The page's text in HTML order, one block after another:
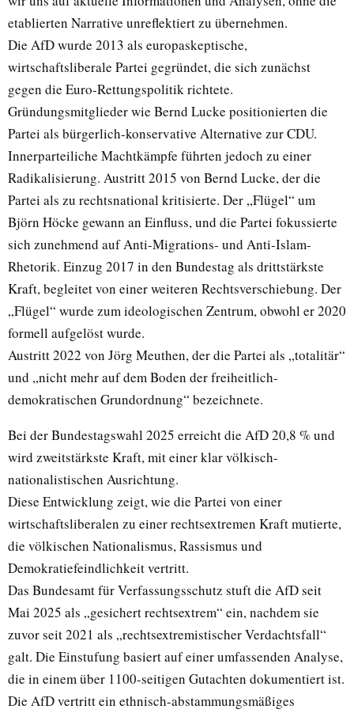
etablierten Narrative unreflektiert zu übernehmen.
Die AfD wurde 2013 als europaskeptische,
wirtschaftsliberale Partei gegründet, die sich zunächst
gegen die Euro-Rettungspolitik richtete.
Gründungsmitglieder wie Bernd Lucke positionierten die
Partei als bürgerlich-konservative Alternative zur CDU.
Innerparteiliche Machtkämpfe führten jedoch zu einer
Radikalisierung. Austritt 2015 von Bernd Lucke, der die
Partei als zu rechtsnational kritisierte. Der „Flügel“ um
Björn Höcke gewann an Einfluss, und die Partei fokussierte
sich zunehmend auf Anti-Migrations- und Anti-Islam-
Rhetorik. Einzug 2017 in den Bundestag als drittstärkste
Kraft, begleitet von einer weiteren Rechtsverschiebung. Der
„Flügel“ wurde zum ideologischen Zentrum, obwohl er 2020
formell aufgelöst wurde.
Austritt 2022 von Jörg Meuthen, der die Partei als „totalitär“
und „nicht mehr auf dem Boden der freiheitlich-
demokratischen Grundordnung“ bezeichnete.
Bei der Bundestagswahl 2025 erreicht die AfD 20,8 % und
wird zweitstärkste Kraft, mit einer klar völkisch-
nationalistischen Ausrichtung.
Diese Entwicklung zeigt, wie die Partei von einer
wirtschaftsliberalen zu einer rechtsextremen Kraft mutierte,
die völkischen Nationalismus, Rassismus und
Demokratiefeindlichkeit vertritt.
Das Bundesamt für Verfassungsschutz stuft die AfD seit
Mai 2025 als „gesichert rechtsextrem“ ein, nachdem sie
zuvor seit 2021 als „rechtsextremistischer Verdachtsfall“
galt. Die Einstufung basiert auf einer umfassenden Analyse,
die in einem über 1100-seitigen Gutachten dokumentiert ist.
Die AfD vertritt ein ethnisch-abstammungsmäßiges